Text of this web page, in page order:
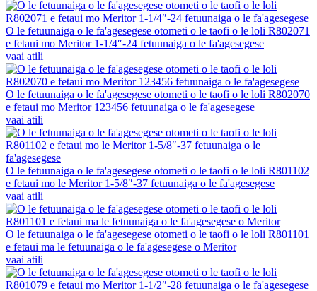
O le fetuunaiga o le fa'agesegese otometi o le taofi o le loli R802071
e fetaui mo Meritor 1-1/4″-24 fetuunaiga o le fa'agesegese
vaai atili
O le fetuunaiga o le fa'agesegese otometi o le taofi o le loli R802070
e fetaui mo Meritor 123456 fetuunaiga o le fa'agesegese
vaai atili
O le fetuunaiga o le fa'agesegese otometi o le taofi o le loli R801102
e fetaui mo le Meritor 1-5/8″-37 fetuunaiga o le fa'agesegese
vaai atili
O le fetuunaiga o le fa'agesegese otometi o le taofi o le loli R801101
e fetaui ma le fetuunaiga o le fa'agesegese o Meritor
vaai atili